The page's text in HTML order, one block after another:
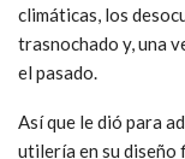
climáticas, los
trasnochado y, una
el pasado.
Así que le dió para
utilería en su diseño